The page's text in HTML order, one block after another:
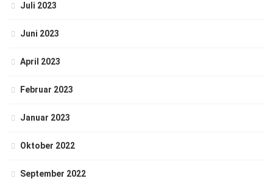
Juli 2023
Juni 2023
April 2023
Februar 2023
Januar 2023
Oktober 2022
September 2022